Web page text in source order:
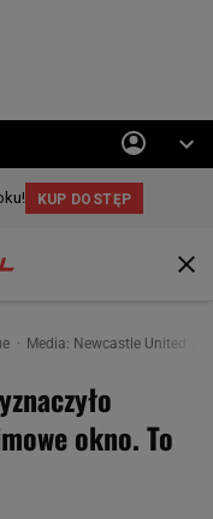
Media: Newcastle United
okno. To